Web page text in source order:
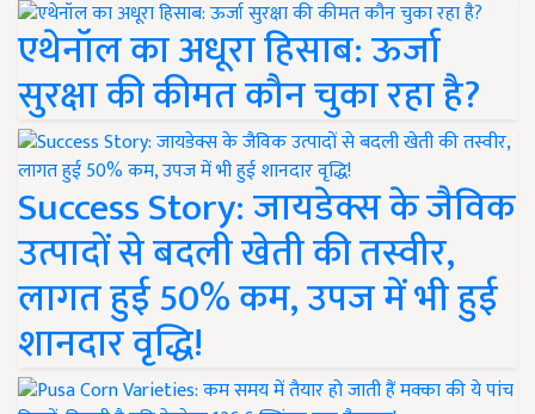
एथेनॉल का अधूरा हिसाब: ऊर्जा
सुरक्षा की कीमत कौन चुका रहा है?
Success Story: जायडेक्स के जैविक
उत्पादों से बदली खेती की तस्वीर,
लागत हुई 50% कम, उपज में भी हुई
शानदार वृद्धि!